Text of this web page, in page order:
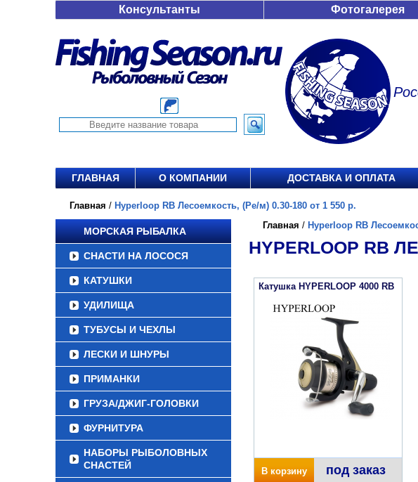
Консультанты Фотогалерея
ГЛАВНАЯ О КОМПАНИИ ДОСТАВКА И ОПЛАТА
Главная / Hyperloop RB Лесоемкость, (Ре/м) 0.30-180 от 1 550 р.
МОРСКАЯ РЫБАЛКА
СНАСТИ НА ЛОСОСЯ
КАТУШКИ
УДИЛИЩА
ТУБУСЫ И ЧЕХЛЫ
ЛЕСКИ И ШНУРЫ
ПРИМАНКИ
ГРУЗА/ДЖИГ-ГОЛОВКИ
ФУРНИТУРА
НАБОРЫ РЫБОЛОВНЫХ
СНАСТЕЙ
Главная / Hyperloop RB
HYPERLOOP RB
Катушка HYPERLOOP 4000 RB
В корзину под заказ